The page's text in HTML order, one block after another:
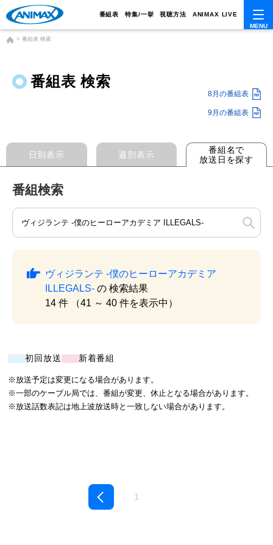
番組表 特集/一挙 視聴方法 ANIMAX LIVE
番組表 検索
番組表 検索
8月の番組表
9月の番組表
日別表示 週別表示
番組名で
放送日を探す
番組検索
ヴィジランテ -僕のヒーローアカデミア
ILLEGALS- の 検索結果
14 件 （41 ～ 40 件を表示中）
初回放送 新着番組
※放送予定は変更になる場合があります。
※一部のケーブル局では、番組が変更、休止となる場合があります。
※放送話数表記は地上波放送時と一致しない場合があります。
1